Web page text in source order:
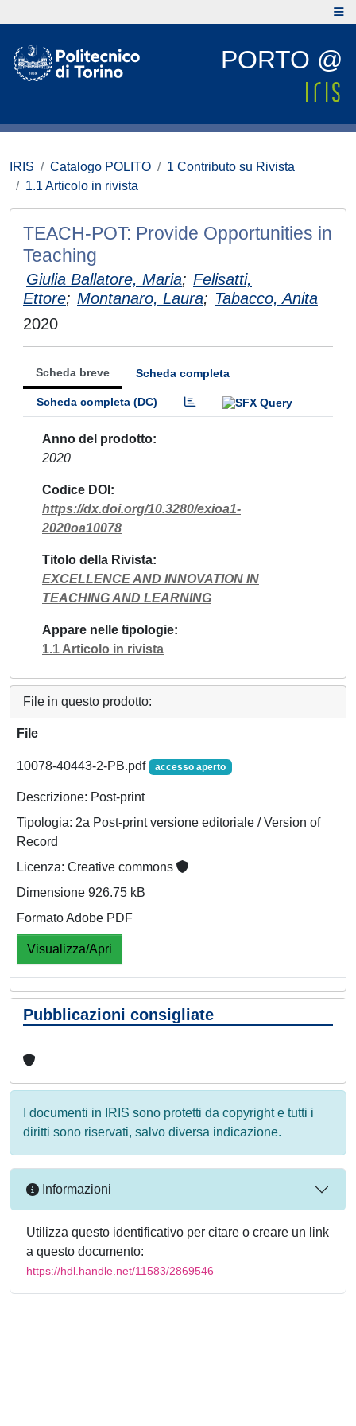
PORTO @
IRIS Catalogo POLITO
1 Contributo su Rivista
1.1 Articolo in rivista
TEACH-POT: Provide Opportunities in
Teaching
Giulia Ballatore, Maria; Felisatti,
Ettore; Montanaro, Laura; Tabacco, Anita
2020
Scheda breve Scheda completa
Scheda completa (DC)
Anno del prodotto
2020
Codice DOI
https://dx.doi.org/10.3280/exioa1-
2020oa10078
Titolo della Rivista
EXCELLENCE AND INNOVATION IN
TEACHING AND LEARNING
Appare nelle tipologie
1.1 Articolo in rivista
File in questo prodotto:
File
10078-40443-2-PB.pdf accesso aperto
Descrizione: Post-print
Tipologia: 2a Post-print versione editoriale / Version of
Record
Licenza: Creative commons
Dimensione 926.75 kB
Formato Adobe PDF
Visualizza/Apri
Pubblicazioni consigliate
I documenti in IRIS sono protetti da copyright e tutti i
diritti sono riservati, salvo diversa indicazione.
Informazioni
Utilizza questo identificativo per citare o creare un link
a questo documento:
https://hdl.handle.net/11583/2869546